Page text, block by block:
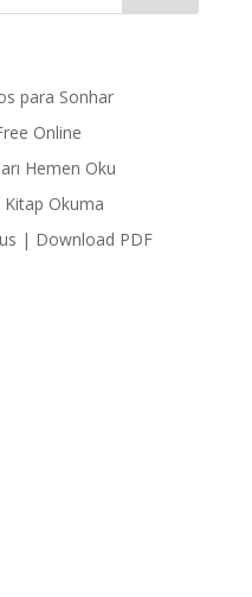
para Sonhar
Online
Hemen Oku
Okuma
| Download PDF